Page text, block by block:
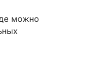
можно